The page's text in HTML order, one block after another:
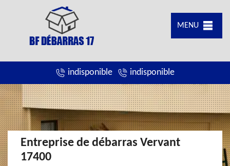
MENU
indisponible indisponible
Entreprise de débarras Vervant
17400